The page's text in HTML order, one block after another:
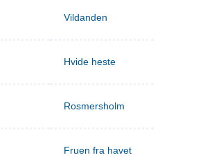
Vildanden
Hvide heste
Rosmersholm
Fruen fra havet